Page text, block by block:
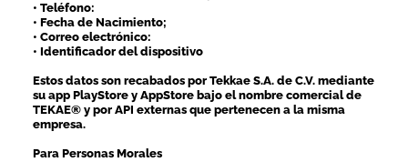
• Teléfono:
• Fecha de Nacimiento;
• Correo electrónico:
• Identificador del dispositivo
Estos datos son recabados por Tekkae S.A. de C.V. mediante
su app PlayStore y AppStore bajo el nombre comercial de
TEKAE® y por API externas que pertenecen a la misma
empresa.
Para Personas Morales